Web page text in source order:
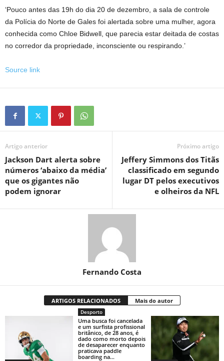
‘Pouco antes das 19h do dia 20 de dezembro, a sala de controle
da Polícia do Norte de Gales foi alertada sobre uma mulher, agora
conhecida como Chloe Bidwell, que parecia estar deitada de costas
no corredor da propriedade, inconsciente ou respirando.’
Source link
Artigo anterior
Jackson Dart alerta sobre
números ‘abaixo da média’
que os gigantes não
podem ignorar
Próximo artigo
Jeffery Simmons dos Titãs
classificado em segundo
lugar DT pelos executivos
e olheiros da NFL
Fernando Costa
ARTIGOS RELACIONADOS Mais do autor
Desporto
Uma busca foi cancelada
e um surfista profissional
britânico, de 28 anos, é
dado como morto depois
de desaparecer enquanto
praticava paddle
boarding na...